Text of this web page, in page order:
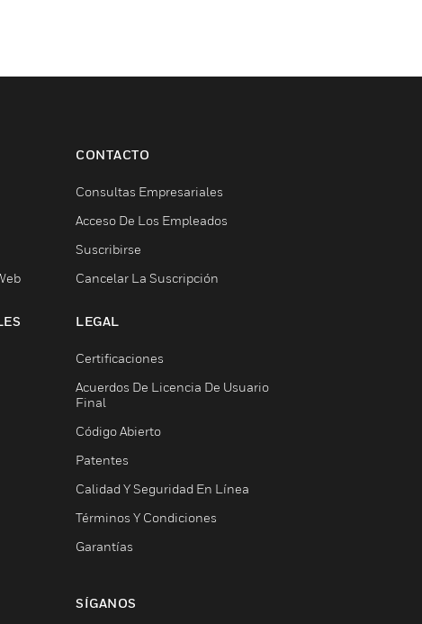
CONTACTO
Consultas Empresariales
Acceso De Los Empleados
Suscribirse
Cancelar La Suscripción
LEGAL
Certificaciones
Acuerdos De Licencia De Usuario
Final
Código Abierto
Patentes
Calidad Y Seguridad En Línea
Términos Y Condiciones
Garantías
SÍGANOS